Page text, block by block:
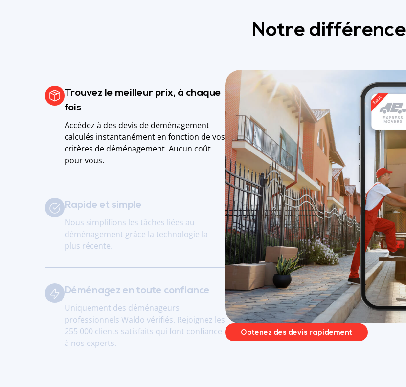
Notre différence
Trouvez le meilleur prix, à chaque
fois
Accédez à des devis de déménagement
calculés instantanément en fonction de vos
critères de déménagement. Aucun coût
pour vous.
Rapide et simple
Nous simplifions les tâches liées au
déménagement grâce la technologie la
plus récente.
Déménagez en toute confiance
Uniquement des déménageurs
professionnels Waldo vérifiés. Rejoignez les
255 000 clients satisfaits qui font confiance
à nos experts.
Obtenez des devis rapidement